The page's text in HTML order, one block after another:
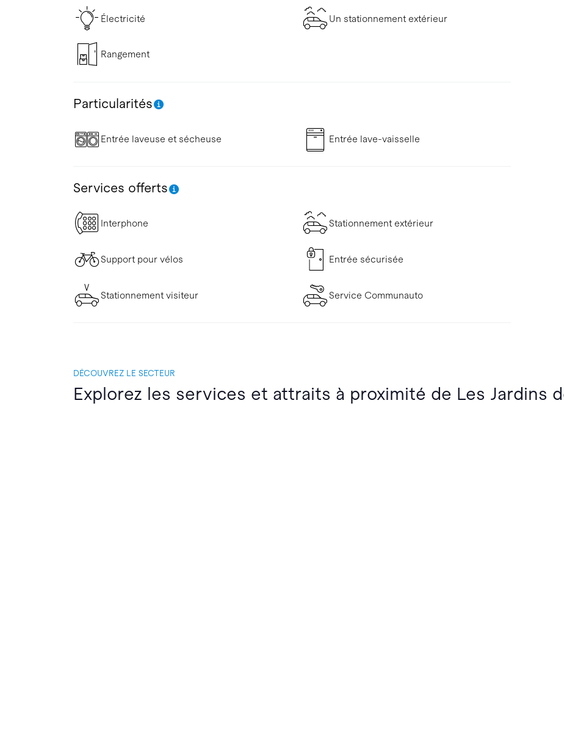
Électricité Un stationnement extérieur
Rangement
Particularités
Entrée laveuse et sécheuse Entrée lave-vaisselle
Services offerts
Interphone Stationnement extérieur
Support pour vélos Entrée sécurisée
Stationnement visiteur Service Communauto
DÉCOUVREZ LE SECTEUR
Explorez les services et attraits à proximité de Les Jardins